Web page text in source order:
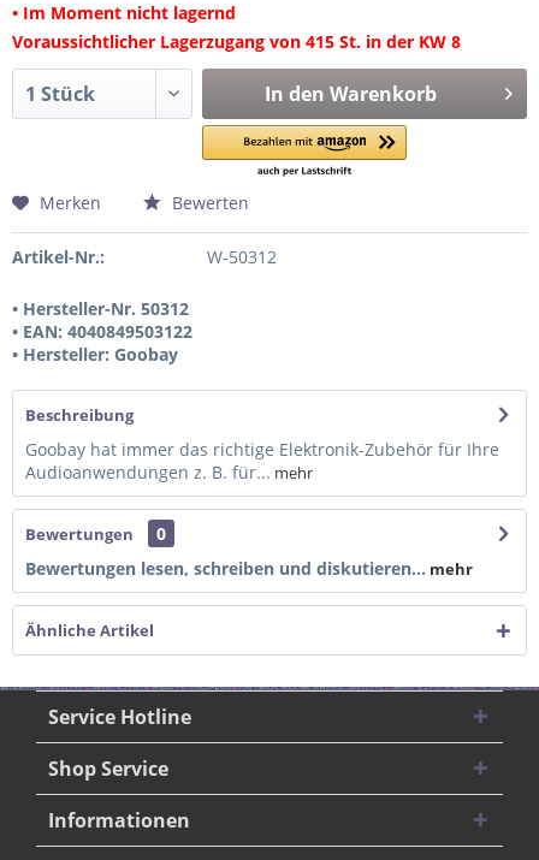
• Im Moment nicht lagernd
Voraussichtlicher Lagerzugang von 415 St. in der KW 8
In den Warenkorb
Merken Bewerten
Artikel-Nr.: W-50312
• Hersteller-Nr. 50312
• EAN: 4040849503122
• Hersteller: Goobay
Beschreibung
Goobay hat immer das richtige Elektronik-Zubehör für Ihre
Audioanwendungen z. B. für... mehr
Bewertungen
0
Bewertungen lesen, schreiben und diskutieren... mehr
Ähnliche Artikel
Service Hotline
Shop Service
Informationen